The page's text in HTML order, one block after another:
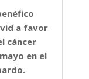
a favor
cáncer
en el